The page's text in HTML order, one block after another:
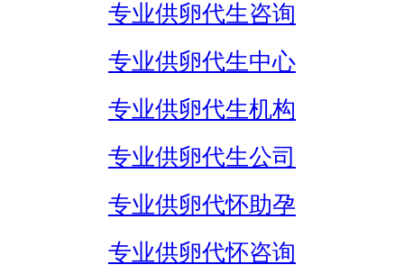
专业供卵代生咨询
专业供卵代生中心
专业供卵代生机构
专业供卵代生公司
专业供卵代怀助孕
专业供卵代怀咨询